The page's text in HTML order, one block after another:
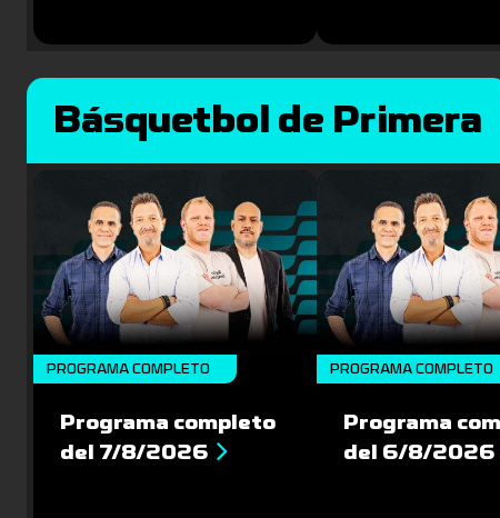
Básquetbol de Primera
PROGRAMA COMPLETO
Programa completo
del 7/8/2026
PROGRAMA COMPLETO
Programa
del 6/8/2026